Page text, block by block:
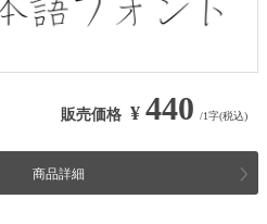
販売価格 ¥ 440 /1字(税込)
商品詳細